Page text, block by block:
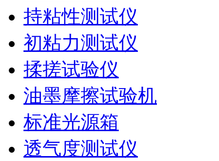
持粘性测试仪
初粘力测试仪
揉搓试验仪
油墨摩擦试验机
标准光源箱
透气度测试仪